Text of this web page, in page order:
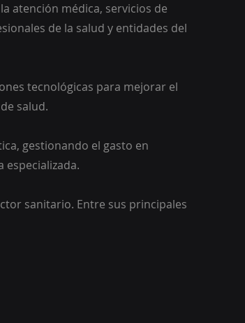
atención médica, servicios de
de la salud y entidades del
tecnológicas para mejorar el
salud.
gestionando el gasto en
sanitario. Entre sus principales